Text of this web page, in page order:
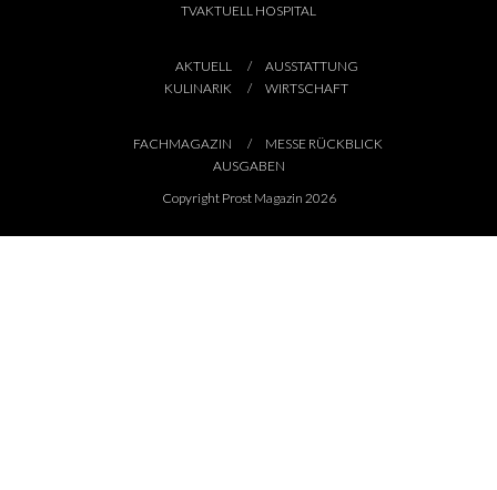
TVAKTUELL HOSPITAL
AKTUELL
AUSSTATTUNG
KULINARIK
WIRTSCHAFT
FACHMAGAZIN
MESSE RÜCKBLICK
AUSGABEN
Copyright Prost Magazin 2026